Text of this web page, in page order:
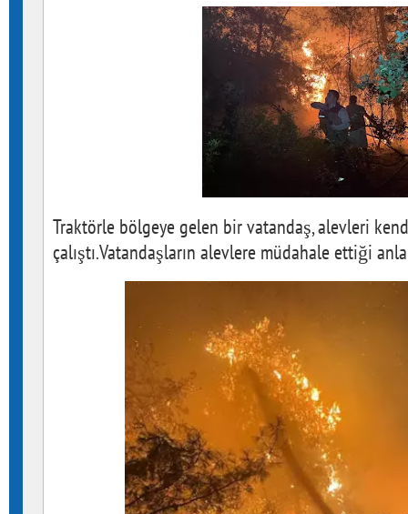
Traktörle bölgeye gelen bir vatandaş, alevleri
çalıştı.Vatandaşların alevlere müdahale ettiği